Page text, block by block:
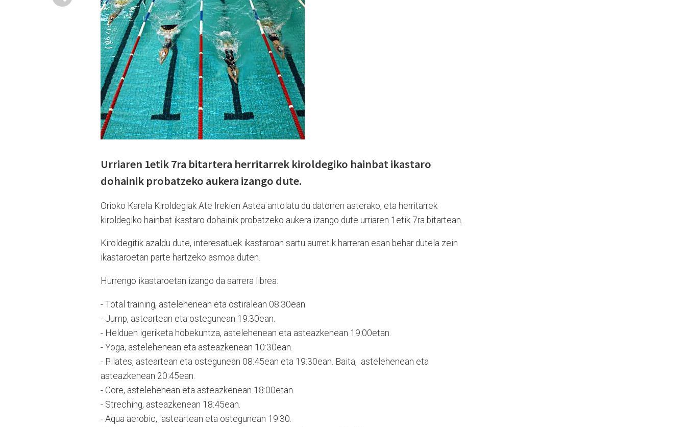
Urriaren 1etik 7ra bitartera herritarrek kiroldegiko hainbat ikastaro
dohainik probatzeko aukera izango dute.
Orioko Karela Kiroldegiak Ate Irekien Astea antolatu du datorren asterako, eta herritarrek
kiroldegiko hainbat ikastaro dohainik probatzeko aukera izango dute urriaren 1etik 7ra bitartean.
Kiroldegitik azaldu dute, interesatuek ikastaroan sartu aurretik harreran esan behar dutela zein
ikastaroetan parte hartzeko asmoa duten.
Hurrengo ikastaroetan izango da sarrera librea:
- Total training, astelehenean eta ostiralean 08:30ean.
- Jump, asteartean eta ostegunean 19:30ean.
- Helduen igeriketa hobekuntza, astelehenean eta asteazkenean 19:00etan.
- Yoga, astelehenean eta asteazkenean 10:30ean.
- Pilates, asteartean eta ostegunean 08:45ean eta 19:30ean. Baita, astelehenean eta
asteazkenean 20:45ean.
- Core, astelehenean eta asteazkenean 18:00etan.
- Streching, asteazkenean 18:45ean.
- Aqua aerobic, asteartean eta ostegunean 19:30.